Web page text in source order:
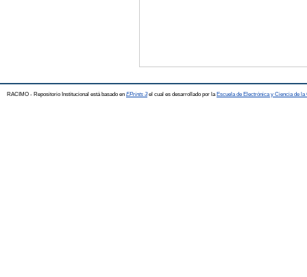
RACIMO - Repositorio Institucional está basado en EPrints 3el cual es desarrollado por la Escuela de Electrónica y Ciencia de la